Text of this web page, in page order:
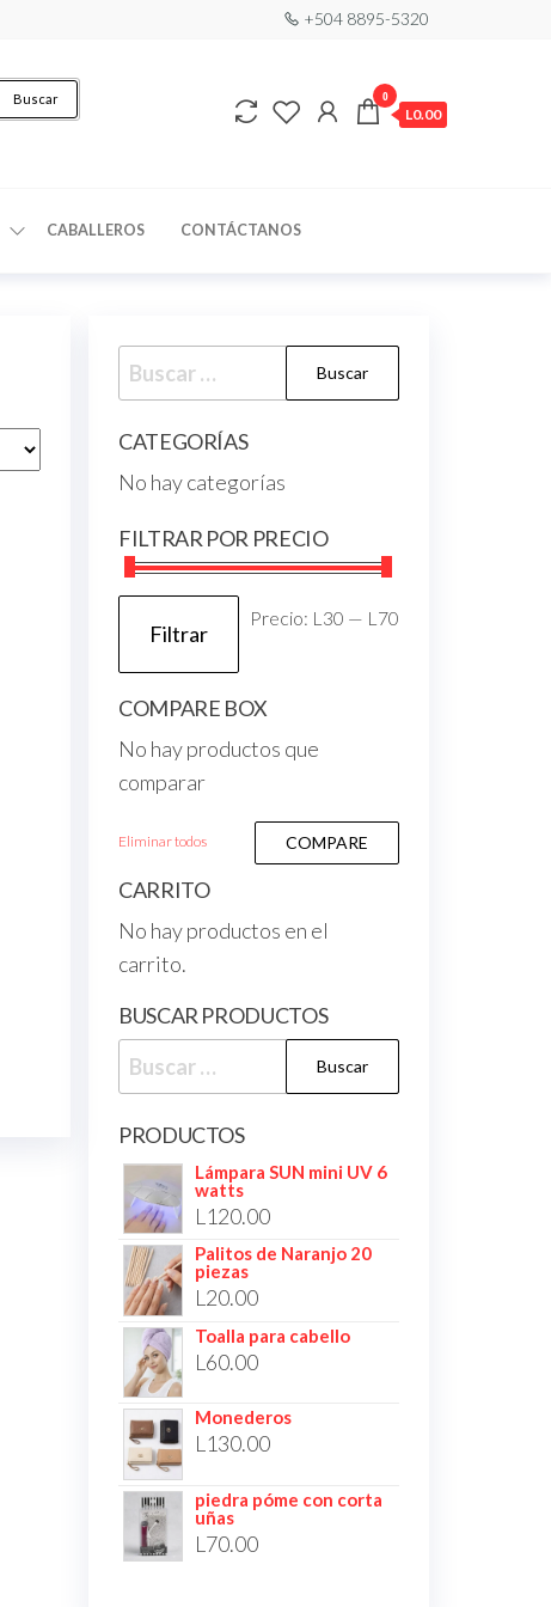
+504 8895-5320
Buscar 0
L0.00
CABALLEROS CONTÁCTANOS
CATEGORÍAS
No hay categorías
FILTRAR POR PRECIO
Filtrar
Precio: L30 — L70
COMPARE BOX
No hay productos que
comparar
Eliminar todos COMPARE
CARRITO
No hay productos en el
carrito.
BUSCAR PRODUCTOS
PRODUCTOS
Lámpara SUN mini UV 6
watts
L 120.00
Palitos de Naranjo 20
piezas
L 20.00
Toalla para cabello
L 60.00
Monederos
L 130.00
piedra póme con corta
uñas
L 70.00